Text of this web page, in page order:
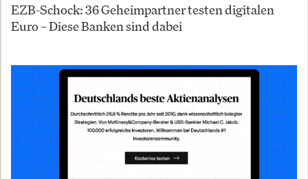
EZB-Schock: 36 Geheimpartner testen digitalen
Euro – Diese Banken sind dabei